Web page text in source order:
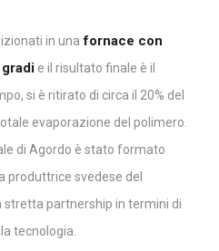
in una fornace con
e il risultato finale è il
si è ritirato di circa il 20% del
evaporazione del polimero.
di Agordo è stato formato
produttrice svedese del
stretta partnership in termini di
tecnologia.